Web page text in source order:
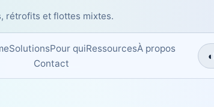
rétrofits et flottes mixtes.
SolutionsPour quiRessourcesÀ propos
Contact
◐